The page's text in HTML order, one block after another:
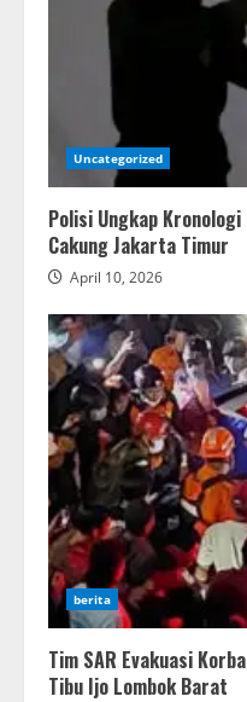
Uncategorized
Polisi Ungkap
Cakung Jakarta Timur
April 10, 2026
berita
Tim SAR Evakuasi
Tibu Ijo Lombok Barat